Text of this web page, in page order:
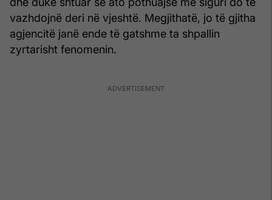
vazhdojnë deri në vjeshtë. Megjithatë, jo të gjitha
agjencitë janë ende të gatshme ta shpallin
zyrtarisht fenomenin.